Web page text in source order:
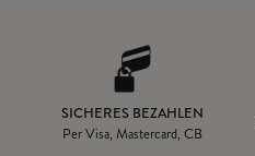
SICHERES BEZAHLEN
Per Visa, Mastercard, CB